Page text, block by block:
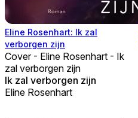
Eline Rosenhart: Ik zal
verborgen zijn
Cover - Eline Rosenhart - Ik
zal verborgen zijn
Ik zal verborgen zijn
Eline Rosenhart